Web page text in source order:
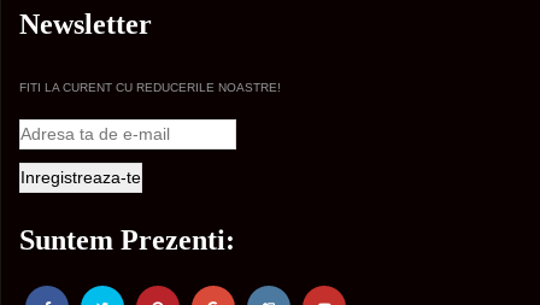
Newsletter
FITI LA CURENT CU REDUCERILE NOASTRE!
Suntem Prezenti: